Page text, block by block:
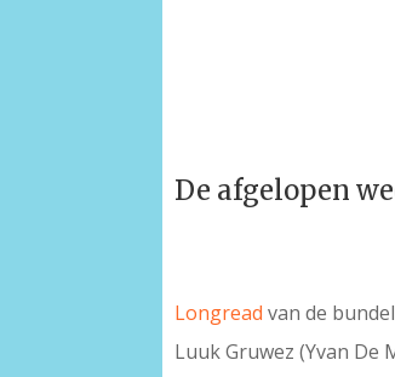
De afgelopen
Longread van de
Luuk Gruwez (Yvan De